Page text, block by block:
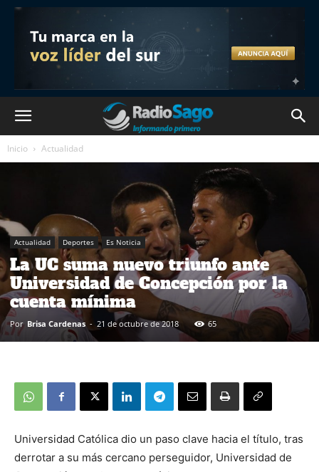
Inicio Actualidad
Actualidad Deportes Es Noticia
La UC suma nuevo triunfo ante
Universidad de Concepción por la
cuenta mínima
Por Brisa Cardenas - 21 de octubre de 2018 65
Universidad Católica dio un paso clave hacia el título, tras
derrotar a su más cercano perseguidor, Universidad de